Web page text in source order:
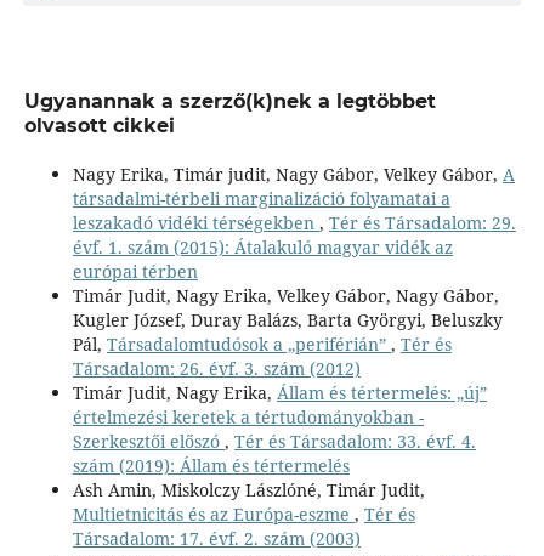
Ugyanannak a szerző(k)nek a legtöbbet
olvasott cikkei
Nagy Erika, Timár judit, Nagy Gábor, Velkey Gábor, A
társadalmi-térbeli marginalizáció folyamatai a
leszakadó vidéki térségekben , Tér és Társadalom: 29.
évf. 1. szám (2015): Átalakuló magyar vidék az
európai térben
Timár Judit, Nagy Erika, Velkey Gábor, Nagy Gábor,
Kugler József, Duray Balázs, Barta Györgyi, Beluszky
Pál, Társadalomtudósok a „periférián” , Tér és
Társadalom: 26. évf. 3. szám (2012)
Timár Judit, Nagy Erika, Állam és tértermelés: „új”
értelmezési keretek a tértudományokban -
Szerkesztői előszó , Tér és Társadalom: 33. évf. 4.
szám (2019): Állam és tértermelés
Ash Amin, Miskolczy Lászlóné, Timár Judit,
Multietnicitás és az Európa-eszme , Tér és
Társadalom: 17. évf. 2. szám (2003)